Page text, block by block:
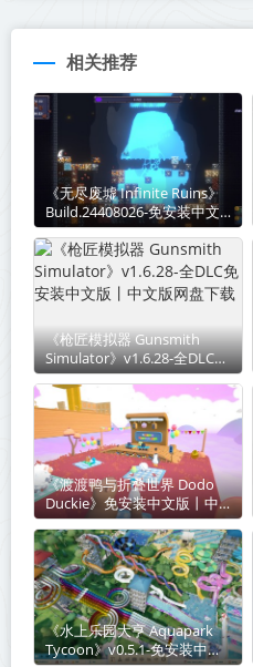
相关推荐
《无尽废墟 Infinite Ruins》
Build.24408026-免安装中文
版丨中文版网盘下载
《枪匠模拟器 Gunsmith
Simulator》v1.6.28-全DLC免
安装中文版丨中文版网盘下载
《渡渡鸭与折叠世界 Dodo
Duckie》免安装中文版丨中
文版网盘下载
《水上乐园大亨 Aquapark
Tycoon》v0.5.1-免安装中文